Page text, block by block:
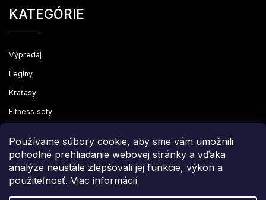
Používame súbory cookie, aby sme vám umožnili
pohodlné prehliadanie webovej stránky a vďaka
analýze neustále zlepšovali jej funkcie, výkon a
použiteľnosť. Viac informácií
KATEGÓRIE
Výpredaj
Legíny
Kraťasy
Fitness sety